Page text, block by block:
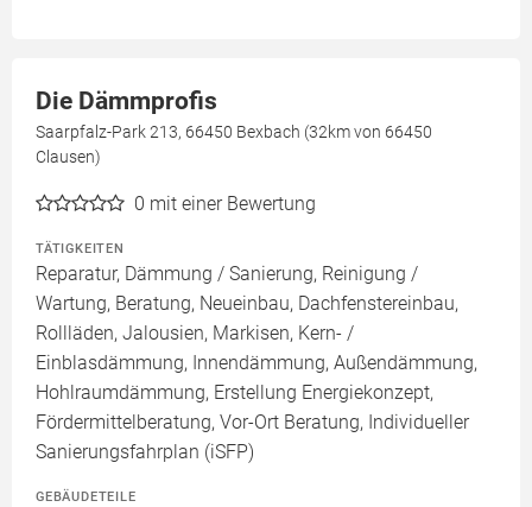
Die Dämmprofis
Saarpfalz-Park 213, 66450 Bexbach (32km von 66450
Clausen)
0 mit einer Bewertung
TÄTIGKEITEN
Reparatur, Dämmung / Sanierung, Reinigung /
Wartung, Beratung, Neueinbau, Dachfenstereinbau,
Rollläden, Jalousien, Markisen, Kern- /
Einblasdämmung, Innendämmung, Außendämmung,
Hohlraumdämmung, Erstellung Energiekonzept,
Fördermittelberatung, Vor-Ort Beratung, Individueller
Sanierungsfahrplan (iSFP)
GEBÄUDETEILE